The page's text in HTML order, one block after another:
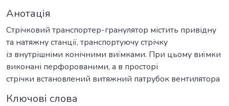
Анотація
Стрічковий транспортер-гранулятор містить привідну
та натяжну станції, транспортуючу стрічку
із внутрішніми конічними виїмками. При цьому виїмки
виконані перфорованими, а в просторі
стрічки встановлений витяжний патрубок вентилятора
Ключові слова